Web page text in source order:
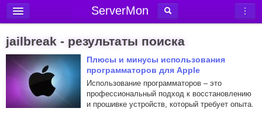
ServerMon
Новости
Блог
Статьи
jailbreak - результаты поиска
Плюсы и минусы использования
программаторов для Apple
Использование программаторов – это
профессиональный подход к восстановлению
и прошивке устройств, который требует опыта.